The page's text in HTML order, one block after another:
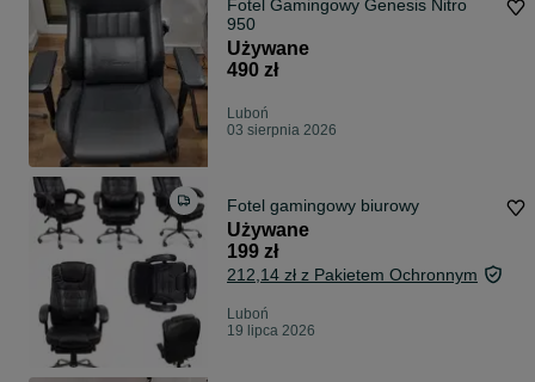
Fotel Gamingowy Genesis Nitro
950
Używane
490 zł
Luboń
03 sierpnia 2026
Fotel gamingowy biurowy
Używane
199 zł
212,14 zł z Pakietem Ochronnym
Luboń
19 lipca 2026